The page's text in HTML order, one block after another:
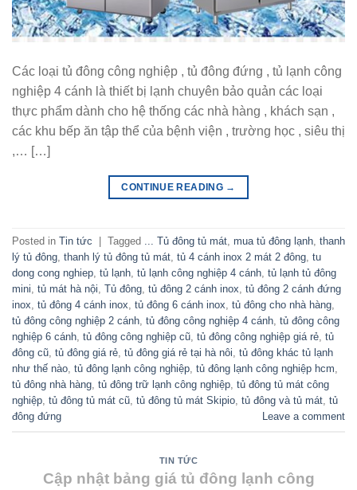
Các loại tủ đông công nghiệp , tủ đông đứng , tủ lạnh công
nghiệp 4 cánh là thiết bị lạnh chuyên bảo quản các loại
thực phẩm dành cho hệ thống các nhà hàng , khách sạn ,
các khu bếp ăn tập thể của bệnh viện , trường học , siêu thị
,… […]
CONTINUE READING →
Posted in Tin tức Tagged ... Tủ đông tủ mát, mua tủ đông lạnh, thanh
lý tủ đông, thanh lý tủ đông tủ mát, tủ 4 cánh inox 2 mát 2 đông, tu
dong cong nghiep, tủ lạnh, tủ lạnh công nghiệp 4 cánh, tủ lạnh tủ đông
mini, tủ mát hà nội, Tủ đông, tủ đông 2 cánh inox, tủ đông 2 cánh đứng
inox, tủ đông 4 cánh inox, tủ đông 6 cánh inox, tủ đông cho nhà hàng,
tủ đông công nghiệp 2 cánh, tủ đông công nghiệp 4 cánh, tủ đông công
nghiệp 6 cánh, tủ đông công nghiệp cũ, tủ đông công nghiệp giá rẻ, tủ
đông cũ, tủ đông giá rẻ, tủ đông giá rẻ tại hà nôi, tủ đông khác tủ lạnh
như thế nào, tủ đông lạnh công nghiệp, tủ đông lạnh công nghiệp hcm,
tủ đông nhà hàng, tủ đông trữ lạnh công nghiệp, tủ đông tủ mát công
nghiệp, tủ đông tủ mát cũ, tủ đông tủ mát Skipio, tủ đông và tủ mát, tủ
đông đứng
Leave a comment
TIN TỨC
Cập nhật bảng giá tủ đông lạnh công